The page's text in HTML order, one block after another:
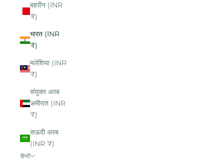
बहरीन (INR
₹)
भारत (INR
₹)
मलेशिया (INR
₹)
संयुक्त अरब
अमीरात (INR
₹)
सऊदी अरब
(INR ₹)
हिन्दी